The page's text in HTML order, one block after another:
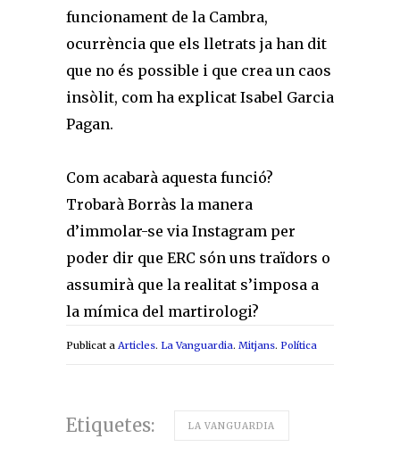
funcionament de la Cambra,
ocurrència que els lletrats ja han dit
que no és possible i que crea un caos
insòlit, com ha explicat Isabel Garcia
Pagan.
Com acabarà aquesta funció?
Trobarà Borràs la manera
d’immolar-se via Instagram per
poder dir que ERC són uns traïdors o
assumirà que la realitat s’imposa a
la mímica del martirologi?
Publicat a Articles. La Vanguardia. Mitjans. Política
Etiquetes: LA VANGUARDIA